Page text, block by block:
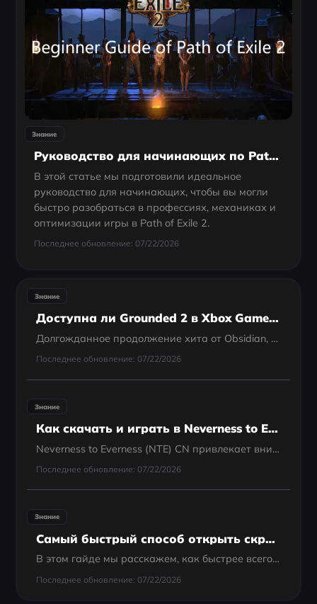
Знание
Руководство для начинающих по Path of Exile 2: всё, что вам нужн
В этой статье мы подготовили идеальное
руководство для начинающих, чтобы вы могли
быстро разобраться в профессиях, механиках и
оптимизации игры в Path of Exile 2.
Последнее обновление: 07/22/2026
Знание
Доступна ли Grounded 2 в Xbox Game Pass?
Долгожданное продолжение хита от Obsidian, посвящённого выживанию в микромире, наконец-то вышло. И если вы задаётесь вопросом — доступна ли Grounded 2 в Xbox Game Pass, — ответ однозначный: да.
Последнее обновление: 07/22/2026
Знание
Как скачать и играть в Neverness to Everness (NTE) CN
Neverness to Everness (NTE) CN привлекает внимание игроков, которые хотят получить ранний доступ к новейшему контенту и игровому процессу до глобального релиза. Однако попасть в китайскую версию не всегда просто из-за региональных ограничений,...
Последнее обновление: 07/22/2026
Знание
Самый быстрый способ открыть скрытый уровень в Split Fiction
В этом гайде мы расскажем, как быстрее всего открыть скрытые уровни в Split Fiction и сэкономить время и силы.
Последнее обновление: 07/22/2026